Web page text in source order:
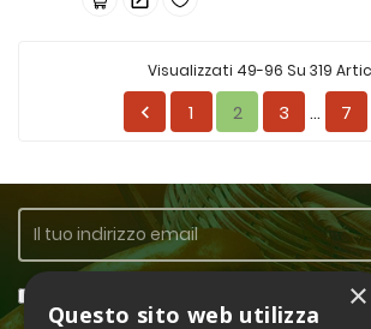
Visualizzati 49-96 Su 319
 1 2 3 … 7
×
Questo sito web utilizza